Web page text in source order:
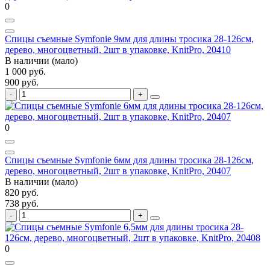
0
Спицы съемные Symfonie 9мм для длины тросика 28-126см,
дерево, многоцветный, 2шт в упаковке, KnitPro, 20410
В наличии (мало)
1 000 руб.
900 руб.
0
Спицы съемные Symfonie 6мм для длины тросика 28-126см,
дерево, многоцветный, 2шт в упаковке, KnitPro, 20407
В наличии (мало)
820 руб.
738 руб.
0